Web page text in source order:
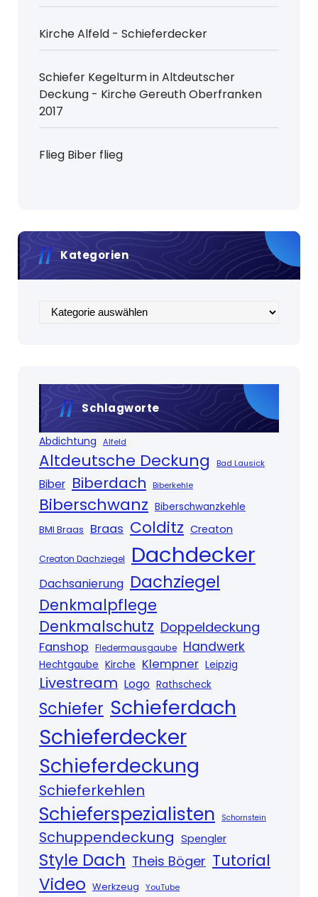
Kirche Alfeld - Schieferdecker
Schiefer Kegelturm in Altdeutscher
Deckung - Kirche Gereuth Oberfranken
2017
Flieg Biber flieg
Kategorien
Kategorien
Schlagworte
Abdichtung Alfeld
Altdeutsche Deckung Bad Lausick
Biber Biberdach Biberkehle
Biberschwanz Biberschwanzkehle
BMI Braas Braas Colditz Creaton
Creaton Dachziegel Dachdecker
Dachsanierung Dachziegel
Denkmalpflege
Denkmalschutz Doppeldeckung
Fanshop Fledermausgaube Handwerk
Hechtgaube Kirche Klempner Leipzig
Livestream Logo Rathscheck
Schiefer Schieferdach
Schieferdecker
Schieferdeckung
Schieferkehlen
Schieferspezialisten Schornstein
Schuppendeckung Spengler
Style Dach Theis Böger Tutorial
Video Werkzeug YouTube